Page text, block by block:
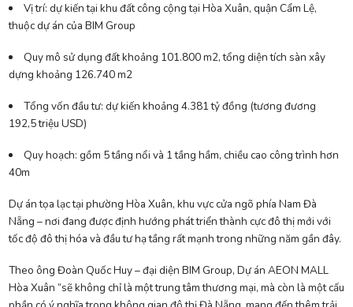
Vị trí: dự kiến tại khu đất công cộng tại Hòa Xuân, quận Cẩm Lệ,
thuộc dự án của BIM Group
Quy mô sử dụng đất khoảng 101.800 m2, tổng diện tích sàn xây
dựng khoảng 126.740 m2
Tổng vốn đầu tư: dự kiến khoảng 4.381 tỷ đồng (tương đương
192,5 triệu USD)
Quy hoạch: gồm 5 tầng nổi và 1 tầng hầm, chiều cao công trình hơn
40m
Dự án tọa lạc tại phường Hòa Xuân, khu vực cửa ngõ phía Nam Đà
Nẵng – nơi đang được định hướng phát triển thành cực đô thị mới với
tốc độ đô thị hóa và đầu tư hạ tầng rất mạnh trong những năm gần đây.
Theo ông Đoàn Quốc Huy – đại diện BIM Group, Dự án AEON MALL
Hòa Xuân “sẽ không chỉ là một trung tâm thương mại, mà còn là một cấu